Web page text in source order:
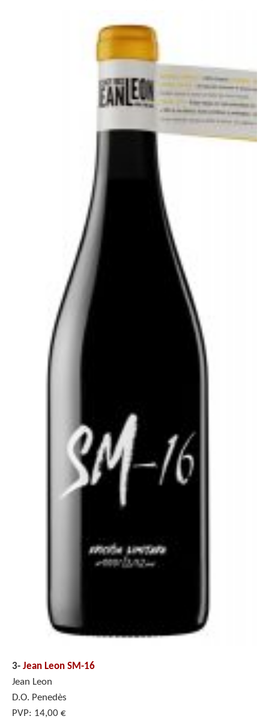
3- Jean Leon SM-16
Jean Leon
D.O. Penedès
PVP: 14,00 €